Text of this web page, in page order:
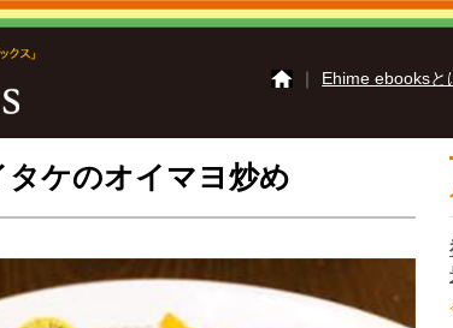
｜ Ehime ebooksと
さいじょうイーブック
かみじまイーブックス
よくあ
動作環境
タケのオイマヨ炒め